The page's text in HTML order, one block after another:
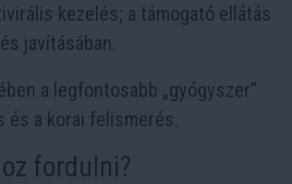
kezelés; a támogató ellátás
javításában.
a legfontosabb „gyógyszer”
és a korai felismerés.
fordulni?